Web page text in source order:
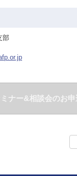
部
ナー&相談会のお